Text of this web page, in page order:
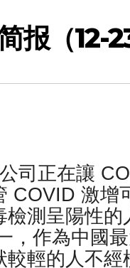
报（12-
司正在讓
COVID 激增
檢測呈陽性
，作為中國
輕的人不經